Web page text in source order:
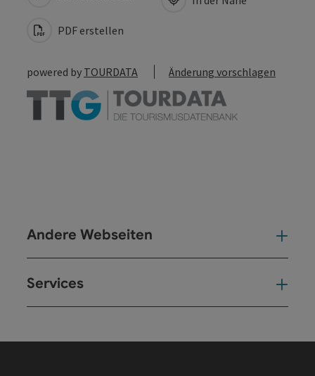
PDF erstellen
powered by TOURDATA Änderung vorschlagen
Andere Webseiten
Services